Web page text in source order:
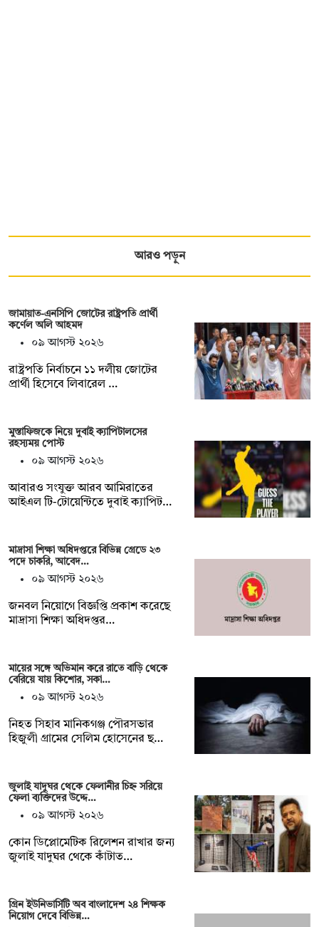
আরও পড়ুন
জামায়াত-এনসিপি জোটের রাষ্ট্রপতি প্রার্থী
কর্ণেল অলি আহমদ
০৯ আগস্ট ২০২৬
রাষ্ট্রপতি নির্বাচনে ১১ দলীয় জোটের
প্রার্থী হিসেবে লিবারেল …
মুস্তাফিজকে নিয়ে দুবাই ক্যাপিটালসের
রহস্যময় পোস্ট
০৯ আগস্ট ২০২৬
আবারও সংযুক্ত আরব আমিরাতের
আইএল টি-টোয়েন্টিতে দুবাই ক্যাপিট…
মাদ্রাসা শিক্ষা অধিদপ্তরে বিভিন্ন গ্রেডে ২৩
পদে চাকরি, আবেদ…
০৯ আগস্ট ২০২৬
জনবল নিয়োগে বিজ্ঞপ্তি প্রকাশ করেছে
মাদ্রাসা শিক্ষা অধিদপ্তর…
মায়ের সঙ্গে অভিমান করে রাতে বাড়ি থেকে
বেরিয়ে যায় কিশোর, সকা…
০৯ আগস্ট ২০২৬
নিহত সিহাব মানিকগঞ্জ পৌরসভার
হিজুলী গ্রামের সেলিম হোসেনের ছ…
জুলাই যাদুঘর থেকে ফেলানীর চিহ্ন সরিয়ে
ফেলা ব্যক্তিদের উদ্দে…
০৯ আগস্ট ২০২৬
কোন ডিপ্লোমেটিক রিলেশন রাখার জন‍্য
জুলাই যাদুঘর থেকে কাঁটাত…
গ্রিন ইউনিভার্সিটি অব বাংলাদেশ ২৪ শিক্ষক
নিয়োগ দেবে বিভিন্ন…